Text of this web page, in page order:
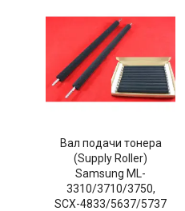
Вал подачи тонера
(Supply Roller)
Samsung ML-
3310/3710/3750,
SCX-4833/5637/5737